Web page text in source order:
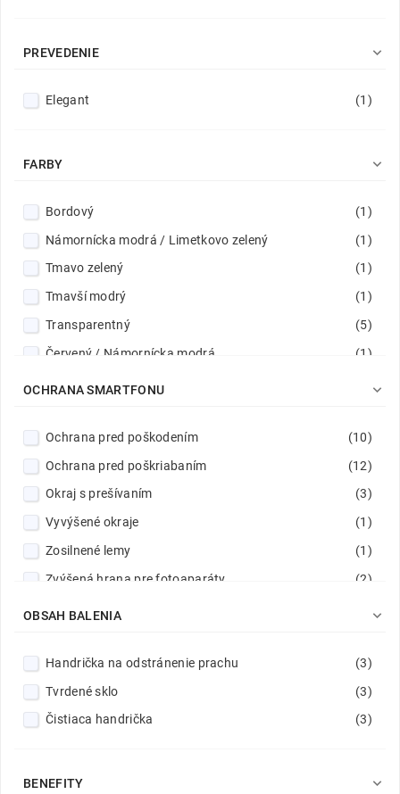
PREVEDENIE 
Elegant (1)
FARBY 
Bordový
(1)
Námornícka modrá / Limetkovo zelený
(1)
Tmavo zelený
(1)
Tmavší modrý
(1)
Transparentný
(5)
Červený / Námornícka modrá
(1)
OCHRANA SMARTFONU 
Ochrana pred poškodením
(10)
Ochrana pred poškriabaním
(12)
Okraj s prešívaním
(3)
Vyvýšené okraje
(1)
Zosilnené lemy
(1)
Zvýšená hrana pre fotoaparáty
(2)
OBSAH BALENIA 
Handrička na odstránenie prachu
(3)
Tvrdené sklo
(3)
Čistiaca handrička
(3)
BENEFITY 